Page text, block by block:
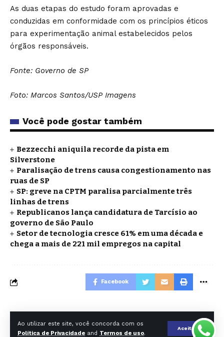
Ao utilizar este site, você concorda com os
Política de Privacidade and Termos de uso.
Aceitar
As duas etapas do estudo foram aprovadas e
conduzidas em conformidade com os princípios éticos
para experimentação animal estabelecidos pelos
órgãos responsáveis.
Fonte: Governo de SP
Foto: Marcos Santos/USP Imagens
Você pode gostar também
Bezzecchi aniquila recorde da pista em
Silverstone
Paralisação de trens causa congestionamento nas
ruas de SP
SP: greve na CPTM paralisa parcialmente três
linhas de trens
Republicanos lança candidatura de Tarcísio ao
governo de São Paulo
Setor de tecnologia cresce 61% em uma década e
chega a mais de 221 mil empregos na capital
Facebook
O DIA DE SP EDITORA E AGENCIA DE NOTICIAS LTDA - CNPJ
39.732.792/0001-24 | Rua Carlos Comenale, 263 - 3* andar - Bela